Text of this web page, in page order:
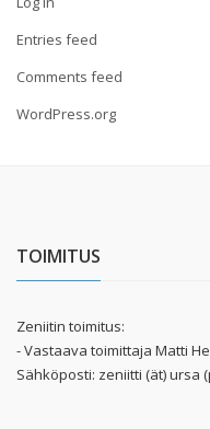
Entries feed
Comments feed
WordPress.org
TOIMITUS
Zeniitin toimitus:
- Vastaava toimittaja Matti
Sähköposti: zeniitti (ät) ursa